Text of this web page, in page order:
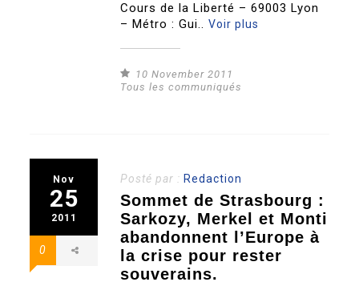
Cours de la Liberté – 69003 Lyon
– Métro : Gui..Voir plus
10 November 2011
Tous les communiqués
Nov
25
2011
0
Posté par : Redaction
Sommet de Strasbourg :
Sarkozy, Merkel et Monti
abandonnent l’Europe à
la crise pour rester
souverains.